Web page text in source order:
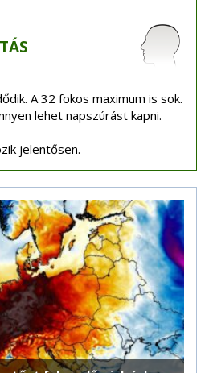
A 32 fokos maximum is sok.
lehet napszúrást kapni.
jelentősen.